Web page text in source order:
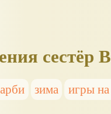
сестёр
зима игры